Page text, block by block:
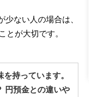
ない人の場合は、
とが大切です。
持っています。
円預金との違いや